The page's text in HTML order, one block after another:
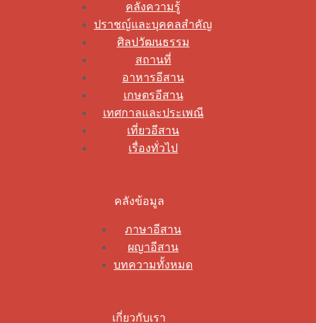
คลังความรู้
ปราชญ์และบุคคลสำคัญ
ศิลปวัฒนธรรม
สถานที่
อาหารอีสาน
เกษตรอีสาน
เทศกาลและประเพณี
เที่ยวอีสาน
เรื่องทั่วไป
คลังข้อมูล
ภาษาอีสาน
ผญาอีสาน
บทความทั้งหมด
เกี่ยวกับเรา